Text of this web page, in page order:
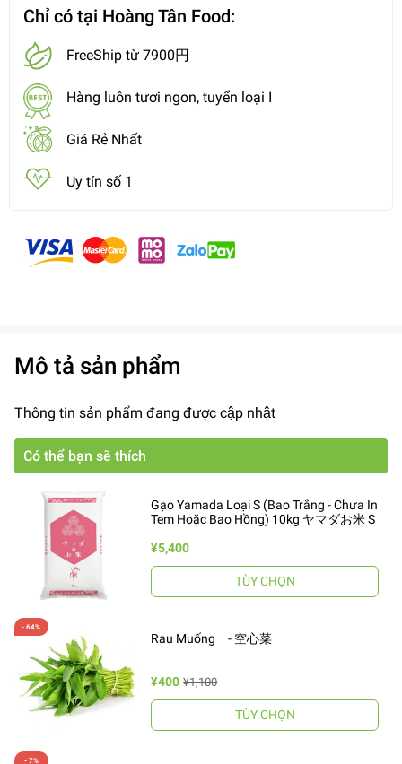
Chỉ có tại Hoàng Tân Food:
FreeShip từ 7900円
Hàng luôn tươi ngon, tuyển loại I
Giá Rẻ Nhất
Uy tín số 1
Mô tả sản phẩm
Thông tin sản phẩm đang được cập nhật
Có thể bạn sẽ thích
Gạo Yamada Loại S (Bao Trắng - Chưa In
Tem Hoặc Bao Hồng) 10kg ヤマダお米 S
¥5,400
TÙY CHỌN
Rau Muống - 空心菜
¥400 ¥1,100
TÙY CHỌN